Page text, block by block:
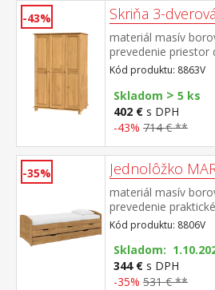
-43% Skriňa 3-
materiál masív
prevedenie priestor
2:1 širšia časť
časť 3 variabilné
nadstavec 8864V
Kód produktu: 8863V
Skladom > 5 ks
402 € s DPH
-43% 714 € **
-35% Jednolôžko
materiál masív
prevedenie
posteľou (3
roštu (drevený
cene odporúčaný
cm (M2, M5, M9,
možno využiť ako
Kód produktu: 8806V
Skladom:
344 € s DPH
-35% 531 € **